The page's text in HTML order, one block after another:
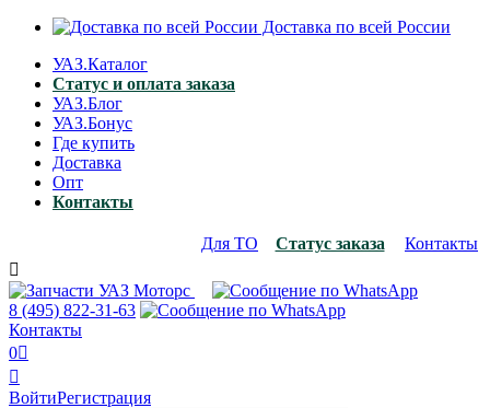
Доставка по всей России
УАЗ.Каталог
Статус и оплата заказа
УАЗ.Блог
УАЗ.Бонус
Где купить
Доставка
Опт
Контакты
Для ТО Статус заказа
Контакты

8 (495) 822-31-63
Контакты
0

ВойтиРегистрация